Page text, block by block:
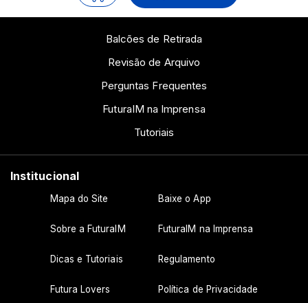
Balcões de Retirada
Revisão de Arquivo
Perguntas Frequentes
FuturaIM na Imprensa
Tutoriais
Institucional
Mapa do Site Baixe o App
Sobre a FuturaIM FuturaIM na Imprensa
Dicas e Tutoriais Regulamento
Futura Lovers Política de Privacidade